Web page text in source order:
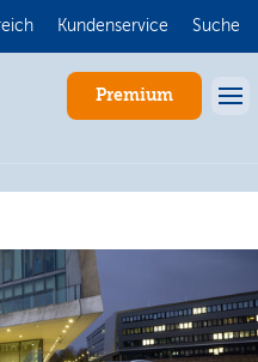
Kundenservice Suche
Premium